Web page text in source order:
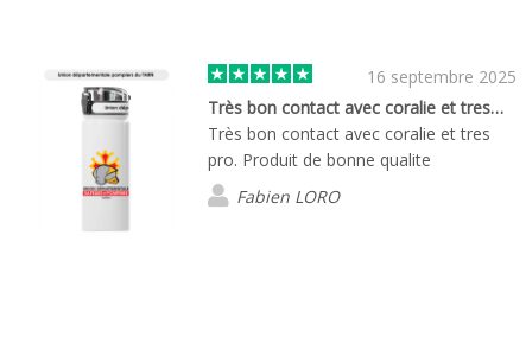
16 septembre 2025
Très bon contact avec coralie et tres…
Très bon contact avec coralie et tres
pro. Produit de bonne qualite
Fabien LORO